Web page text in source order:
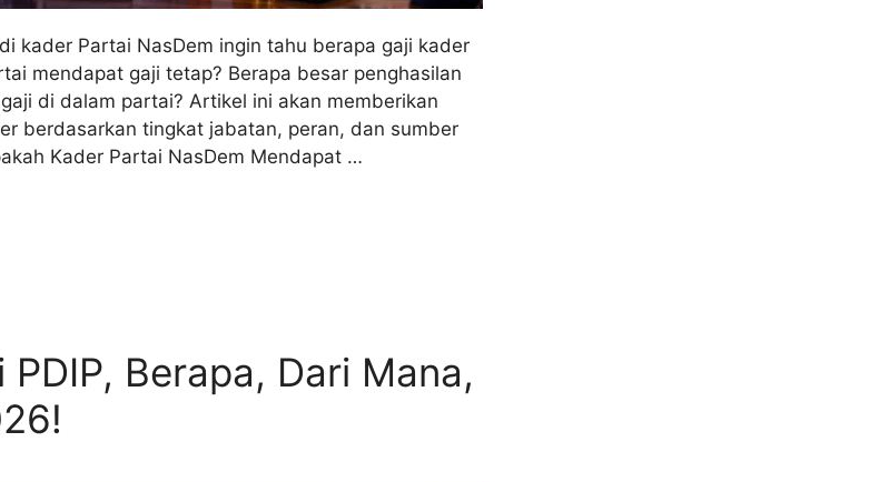
kader Partai NasDem ingin tahu berapa gaji kader
mendapat gaji tetap? Berapa besar penghasilan
di dalam partai? Artikel ini akan memberikan
berdasarkan tingkat jabatan, peran, dan sumber
Kader Partai NasDem Mendapat …
Berapa, Dari Mana,